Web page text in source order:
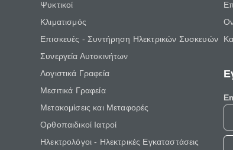
Ψυκτικοί
Κλιματισμός
Επισκευές - Συντήρηση Ηλεκτρικών Συσκευών
Συνεργεία Αυτοκινήτων
Λογιστικά Γραφεία
Μεσιτικά Γραφεία
Μετακομίσεις και Μεταφορές
Ορθοπαιδικοί Ιατροί
Ηλεκτρολόγοι - Ηλεκτρικές Εγκαταστάσεις